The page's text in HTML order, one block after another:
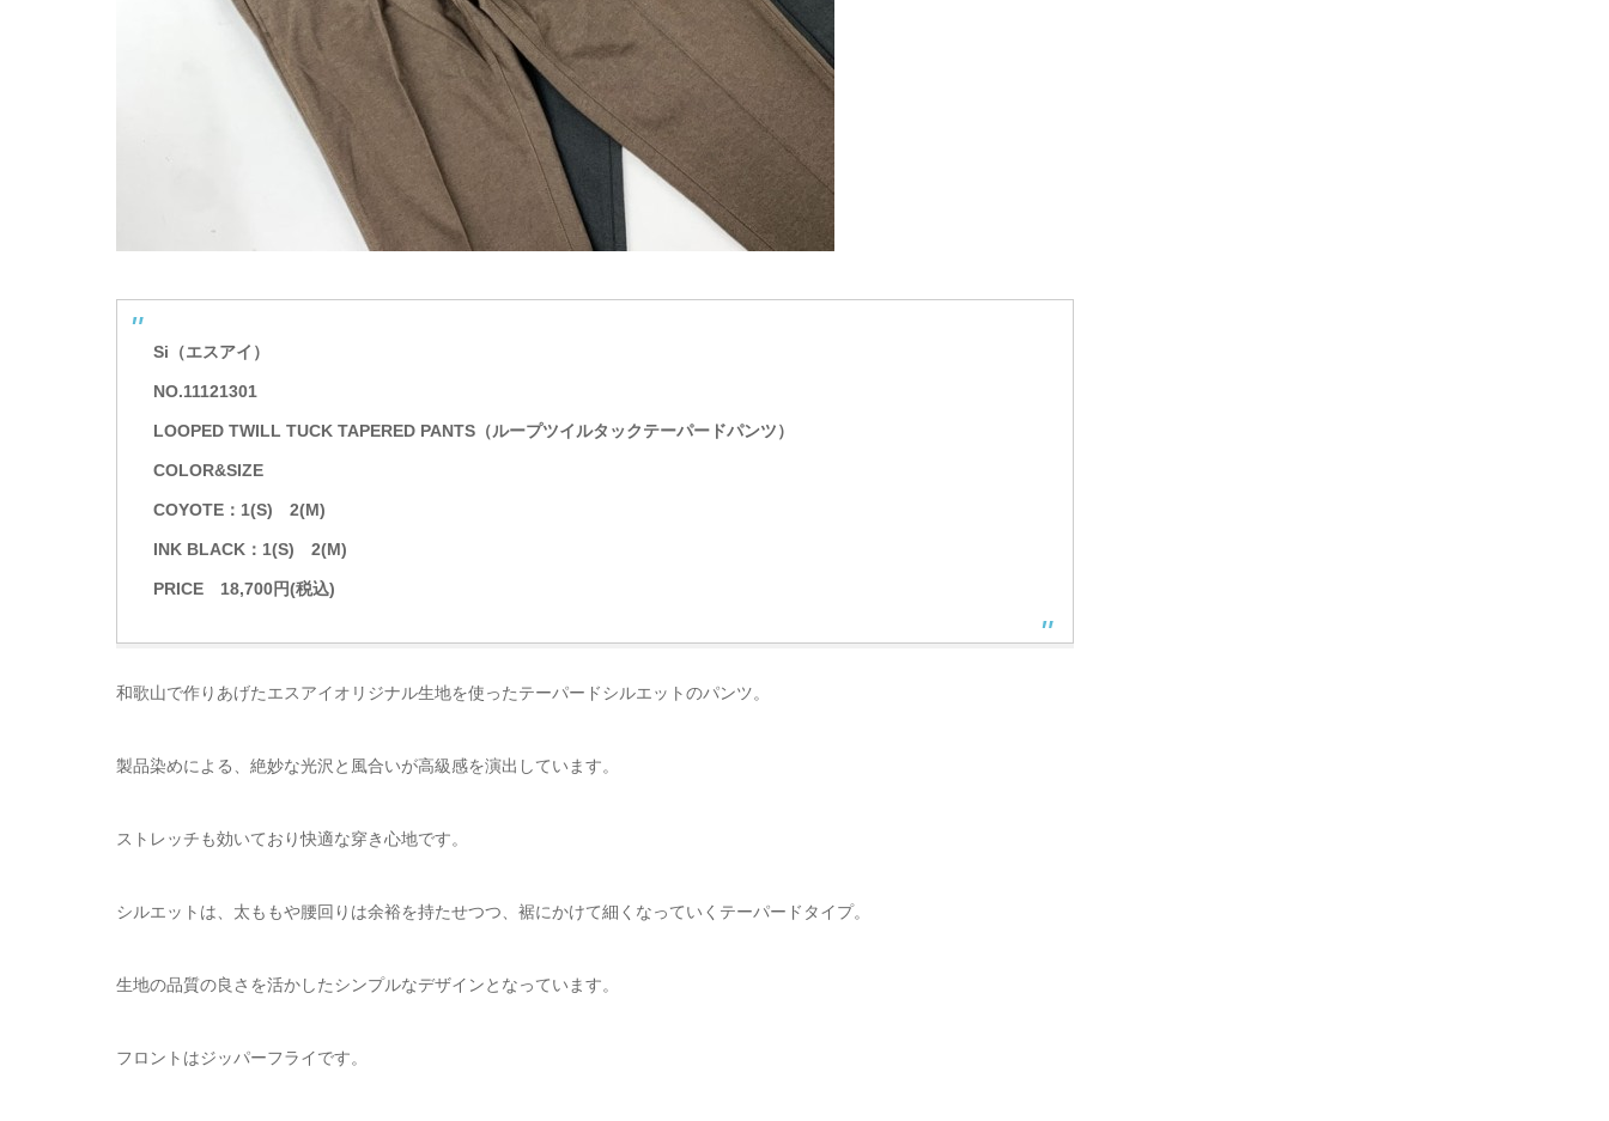
Si（エスアイ）
NO.11121301
LOOPED TWILL TUCK TAPERED PANTS（ループツイルタックテーパードパンツ）
COLOR&SIZE
COYOTE：1(S) 2(M)
INK BLACK：1(S) 2(M)
PRICE 18,700円(税込)
和歌山で作りあげたエスアイオリジナル生地を使ったテーパードシルエットのパンツ。
製品染めによる、絶妙な光沢と風合いが高級感を演出しています。
ストレッチも効いており快適な穿き心地です。
シルエットは、太ももや腰回りは余裕を持たせつつ、裾にかけて細くなっていくテーパードタイプ。
生地の品質の良さを活かしたシンプルなデザインとなっています。
フロントはジッパーフライです。